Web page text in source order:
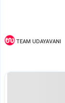
TEAM UDAYAVANI